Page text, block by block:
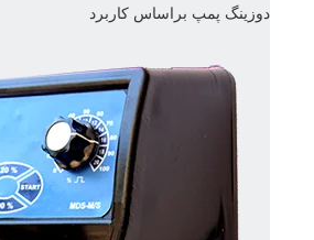
دوزینگ پمپ براساس کاربرد